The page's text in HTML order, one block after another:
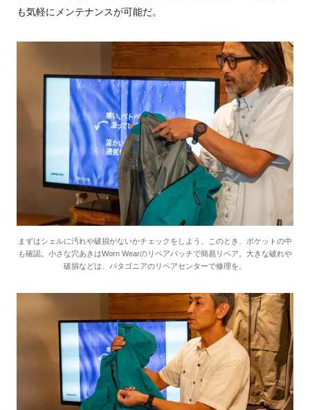
も気軽にメンテナンスが可能だ。
まずはシェルに汚れや破損がないかチェックをしよう。このとき、ポケットの中
も確認。小さな穴あきはWorn Wearのリペアパッチで簡易リペア。大きな破れや
破損などは、パタゴニアのリペアセンターで修理を。